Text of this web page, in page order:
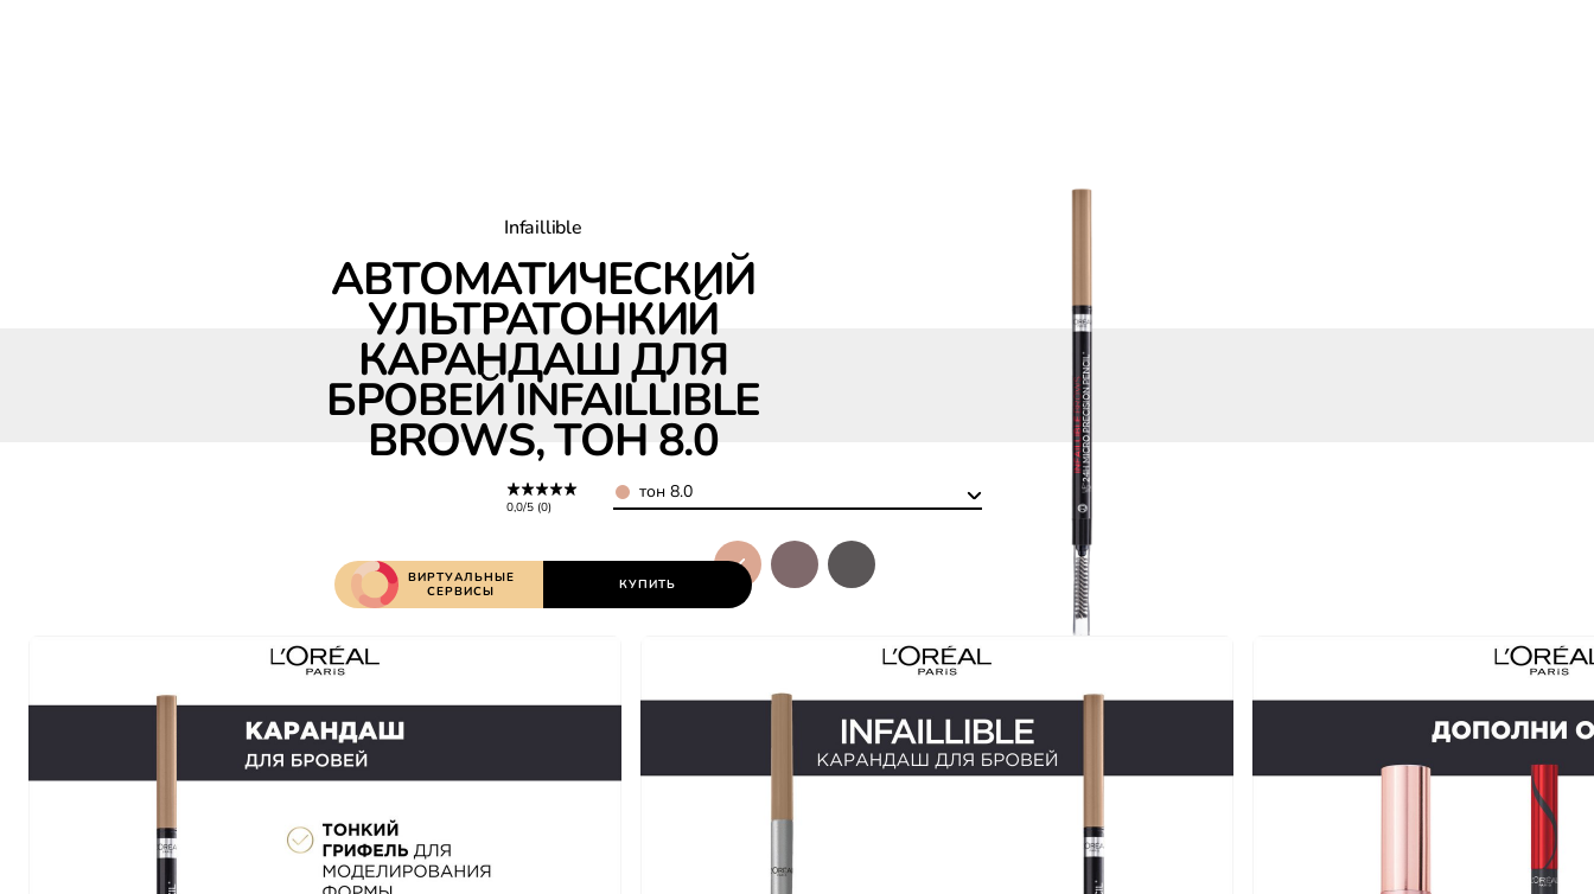
Infaillible
АВТОМАТИЧЕСКИЙ
УЛЬТРАТОНКИЙ
КАРАНДАШ ДЛЯ
БРОВЕЙ INFAILLIBLE
BROWS, ТОН 8.0
0,0/5 (0)
ВИРТУАЛЬНЫЕ
СЕРВИСЫ
КУПИТЬ
Colorтон 8.0
Автоматический ультратонкий карандаш для бровей Infaillible Brows, тон 8.0